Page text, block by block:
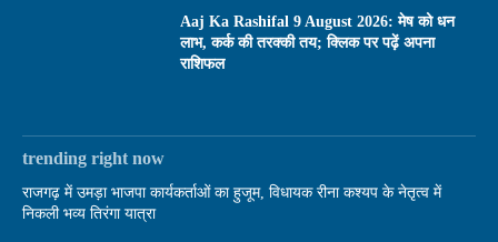
Aaj Ka Rashifal 9 August 2026: मेष को धन
लाभ, कर्क की तरक्की तय; क्लिक पर पढ़ें अपना
राशिफल
trending right now
राजगढ़ में उमड़ा भाजपा कार्यकर्ताओं का हुजूम, विधायक रीना कश्यप के नेतृत्व में
निकली भव्य तिरंगा यात्रा